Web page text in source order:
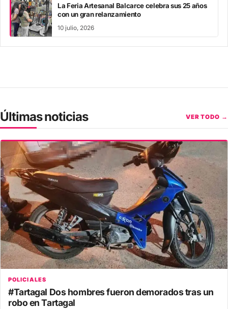
La Feria Artesanal Balcarce celebra sus 25 años
con un gran relanzamiento
10 julio, 2026
Últimas noticias VER TODO →
POLICIALES
#Tartagal Dos hombres fueron demorados tras un
robo en Tartagal